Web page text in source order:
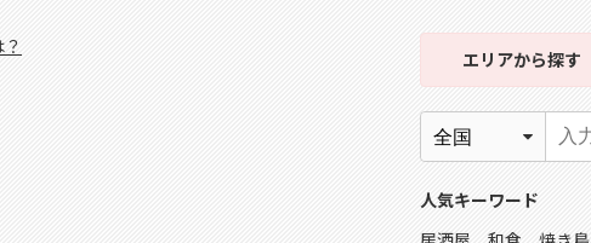
エリアから探す
人気キーワード